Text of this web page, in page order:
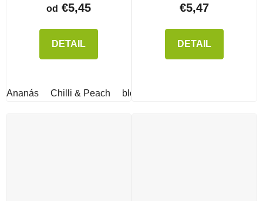
od €5,45
DETAIL
Ananás Chilli & Peach bloodworm & GLM
€5,47
DETAIL